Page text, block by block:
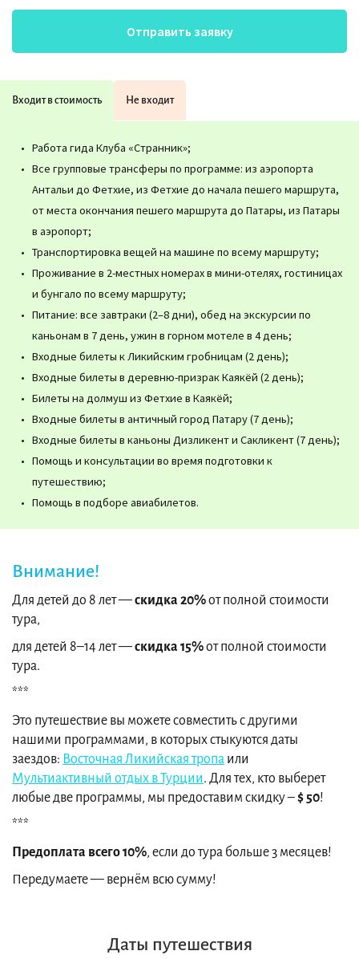
Отправить заявку
Входит в стоимость Не входит
Работа гида Клуба «Странник»;
Все групповые трансферы по программе: из аэропорта
Антальи до Фетхие, из Фетхие до начала пешего маршрута,
от места окончания пешего маршрута до Патары, из Патары
в аэропорт;
Транспортировка вещей на машине по всему маршруту;
Проживание в 2-местных номерах в мини-отелях, гостиницах
и бунгало по всему маршруту;
Питание: все завтраки (2–8 дни), обед на экскурсии по
каньонам в 7 день, ужин в горном мотеле в 4 день;
Входные билеты к Ликийским гробницам (2 день);
Входные билеты в деревню-призрак Каякёй (2 день);
Билеты на долмуш из Фетхие в Каякёй;
Входные билеты в античный город Патару (7 день);
Входные билеты в каньоны Дизликент и Сакликент (7 день);
Помощь и консультации во время подготовки к
путешествию;
Помощь в подборе авиабилетов.
Внимание!
Для детей до 8 лет —скидка 20%от полной стоимости
тура,
для детей 8–14 лет —скидка 15%от полной стоимости
тура.
***
Это путешествие вы можете совместить с другими
нашими программами, в которых стыкуются даты
заездов: Восточная Ликийская тропа или
Мультиактивный отдых в Турции. Для тех, кто выберет
любые две программы, мы предоставим скидку ‒$ 50!
***
Предоплата всего 10%, если до тура больше 3 месяцев!
Передумаете — вернём всю сумму!
Даты путешествия